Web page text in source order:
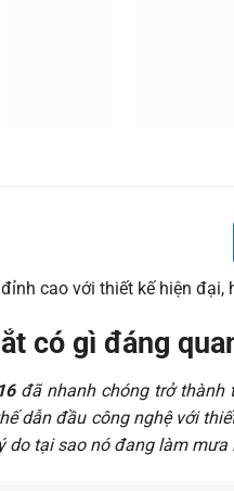
cao với thiết kế hiện
có gì đáng
đã nhanh chóng trở thành
dẫn đầu công nghệ với
do tại sao nó đang làm